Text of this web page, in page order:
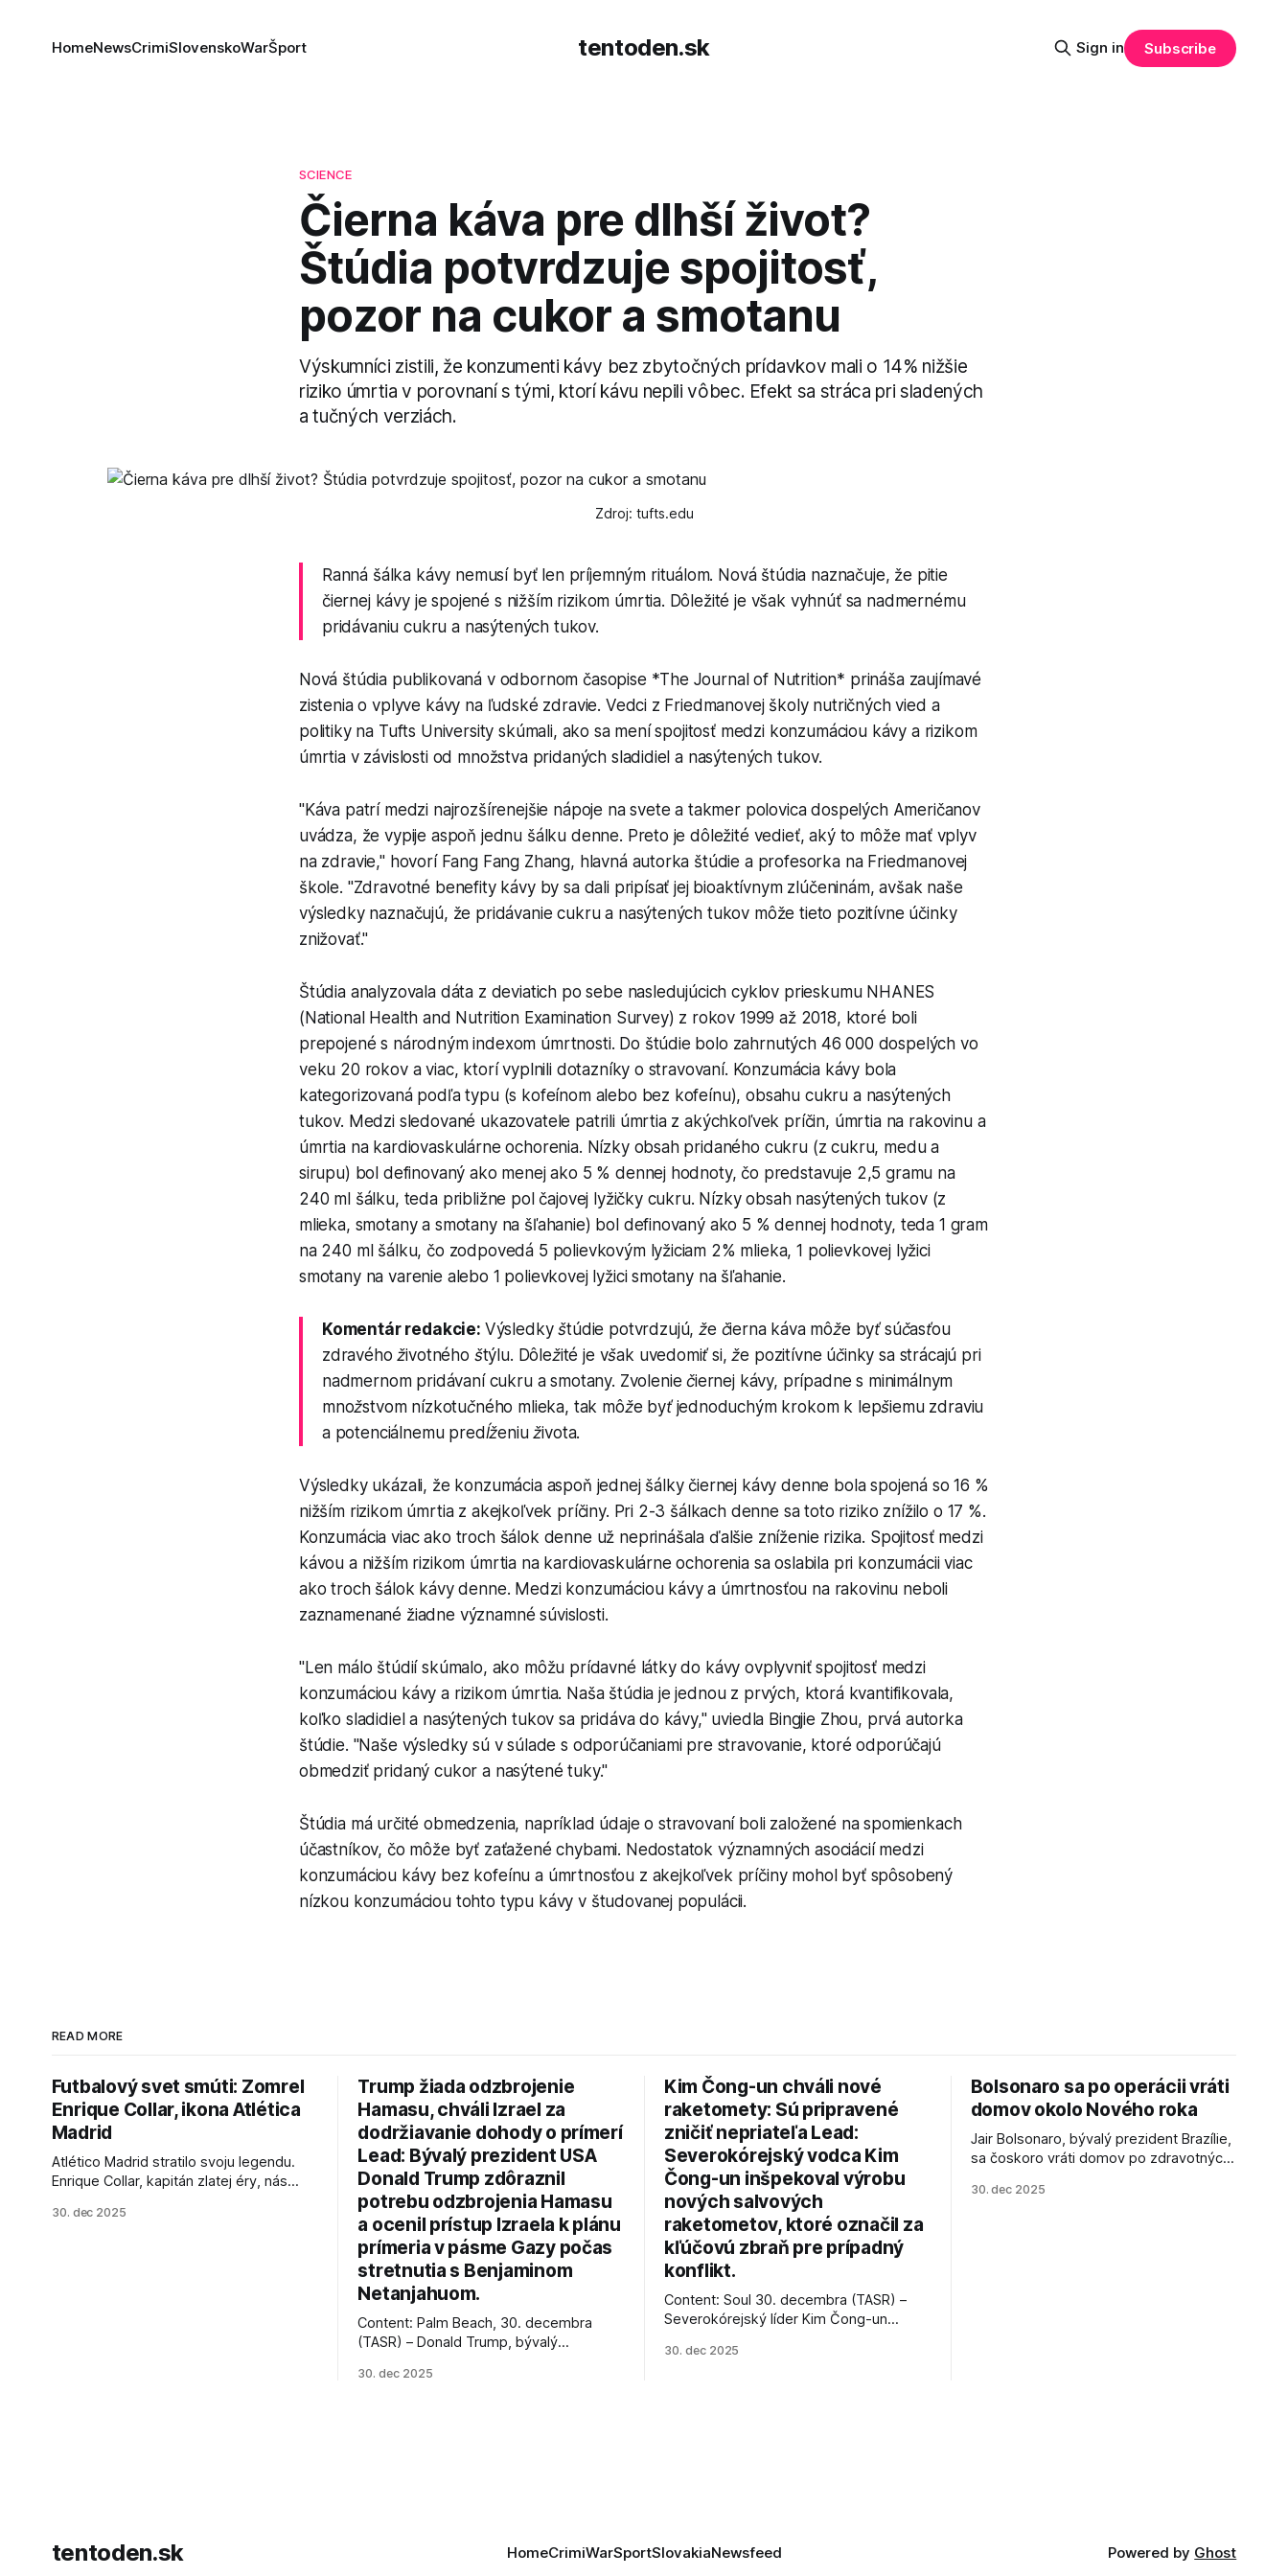
tentoden.sk
HomeNewsCrimiSlovenskoWarŠport Sign in Subscribe
SCIENCE
Čierna káva pre dlhší život?
Štúdia potvrdzuje spojitosť,
pozor na cukor a smotanu
Výskumníci zistili, že konzumenti kávy bez zbytočných prídavkov mali o 14% nižšie
riziko úmrtia v porovnaní s tými, ktorí kávu nepili vôbec. Efekt sa stráca pri sladených
a tučných verziách.
Zdroj: tufts.edu
Ranná šálka kávy nemusí byť len príjemným rituálom. Nová štúdia naznačuje, že pitie
čiernej kávy je spojené s nižším rizikom úmrtia. Dôležité je však vyhnúť sa nadmernému
pridávaniu cukru a nasýtených tukov.
Nová štúdia publikovaná v odbornom časopise *The Journal of Nutrition* prináša zaujímavé
zistenia o vplyve kávy na ľudské zdravie. Vedci z Friedmanovej školy nutričných vied a
politiky na Tufts University skúmali, ako sa mení spojitosť medzi konzumáciou kávy a rizikom
úmrtia v závislosti od množstva pridaných sladidiel a nasýtených tukov.
"Káva patrí medzi najrozšírenejšie nápoje na svete a takmer polovica dospelých Američanov
uvádza, že vypije aspoň jednu šálku denne. Preto je dôležité vedieť, aký to môže mať vplyv
na zdravie," hovorí Fang Fang Zhang, hlavná autorka štúdie a profesorka na Friedmanovej
škole. "Zdravotné benefity kávy by sa dali pripísať jej bioaktívnym zlúčeninám, avšak naše
výsledky naznačujú, že pridávanie cukru a nasýtených tukov môže tieto pozitívne účinky
znižovať."
Štúdia analyzovala dáta z deviatich po sebe nasledujúcich cyklov prieskumu NHANES
(National Health and Nutrition Examination Survey) z rokov 1999 až 2018, ktoré boli
prepojené s národným indexom úmrtnosti. Do štúdie bolo zahrnutých 46 000 dospelých vo
veku 20 rokov a viac, ktorí vyplnili dotazníky o stravovaní. Konzumácia kávy bola
kategorizovaná podľa typu (s kofeínom alebo bez kofeínu), obsahu cukru a nasýtených
tukov. Medzi sledované ukazovatele patrili úmrtia z akýchkoľvek príčin, úmrtia na rakovinu a
úmrtia na kardiovaskulárne ochorenia. Nízky obsah pridaného cukru (z cukru, medu a
sirupu) bol definovaný ako menej ako 5 % dennej hodnoty, čo predstavuje 2,5 gramu na
240 ml šálku, teda približne pol čajovej lyžičky cukru. Nízky obsah nasýtených tukov (z
mlieka, smotany a smotany na šľahanie) bol definovaný ako 5 % dennej hodnoty, teda 1 gram
na 240 ml šálku, čo zodpovedá 5 polievkovým lyžiciam 2% mlieka, 1 polievkovej lyžici
smotany na varenie alebo 1 polievkovej lyžici smotany na šľahanie.
Komentár redakcie: Výsledky štúdie potvrdzujú, že čierna káva môže byť súčasťou
zdravého životného štýlu. Dôležité je však uvedomiť si, že pozitívne účinky sa strácajú pri
nadmernom pridávaní cukru a smotany. Zvolenie čiernej kávy, prípadne s minimálnym
množstvom nízkotučného mlieka, tak môže byť jednoduchým krokom k lepšiemu zdraviu
a potenciálnemu predĺženiu života.
Výsledky ukázali, že konzumácia aspoň jednej šálky čiernej kávy denne bola spojená so 16 %
nižším rizikom úmrtia z akejkoľvek príčiny. Pri 2-3 šálkach denne sa toto riziko znížilo o 17 %.
Konzumácia viac ako troch šálok denne už neprinášala ďalšie zníženie rizika. Spojitosť medzi
kávou a nižším rizikom úmrtia na kardiovaskulárne ochorenia sa oslabila pri konzumácii viac
ako troch šálok kávy denne. Medzi konzumáciou kávy a úmrtnosťou na rakovinu neboli
zaznamenané žiadne významné súvislosti.
"Len málo štúdií skúmalo, ako môžu prídavné látky do kávy ovplyvniť spojitosť medzi
konzumáciou kávy a rizikom úmrtia. Naša štúdia je jednou z prvých, ktorá kvantifikovala,
koľko sladidiel a nasýtených tukov sa pridáva do kávy," uviedla Bingjie Zhou, prvá autorka
štúdie. "Naše výsledky sú v súlade s odporúčaniami pre stravovanie, ktoré odporúčajú
obmedziť pridaný cukor a nasýtené tuky."
Štúdia má určité obmedzenia, napríklad údaje o stravovaní boli založené na spomienkach
účastníkov, čo môže byť zaťažené chybami. Nedostatok významných asociácií medzi
konzumáciou kávy bez kofeínu a úmrtnosťou z akejkoľvek príčiny mohol byť spôsobený
nízkou konzumáciou tohto typu kávy v študovanej populácii.
READ MORE
Futbalový svet smúti: Zomrel
Enrique Collar, ikona Atlética
Madrid
Atlético Madrid stratilo svoju legendu.
Enrique Collar, kapitán zlatej éry, nás
jeho úspechy a odkaz.
30. dec 2025
Trump žiada odzbrojenie
Hamasu, chváli Izrael za
dodržiavanie dohody o prímerí
Lead: Bývalý prezident USA
Donald Trump zdôraznil
potrebu odzbrojenia Hamasu
a ocenil prístup Izraela k plánu
prímeria v pásme Gazy počas
stretnutia s Benjaminom
Netanjahuom.
Content: Palm Beach, 30. decembra
(TASR) – Donald Trump, bývalý
vyhlásil, že odzbrojenie palestínskeho
30. dec 2025
Kim Čong-un chváli nové
raketomety: Sú pripravené
zničiť nepriateľa Lead:
Severokórejský vodca Kim
Čong-un inšpekoval výrobu
nových salvových
raketometov, ktoré označil za
kľúčovú zbraň pre prípadný
konflikt.
Content: Soul 30. decembra (TASR) –
Severokórejský líder Kim Čong-un
najnovšie salvové raketomety a nešetril
30. dec 2025
Bolsonaro sa po operácii vráti
domov okolo Nového roka
Jair Bolsonaro, bývalý prezident Brazílie,
sa čoskoro vráti domov po zdravotných
30. dec 2025
tentoden.sk HomeCrimiWarSportSlovakiaNewsfeed Powered by Ghost